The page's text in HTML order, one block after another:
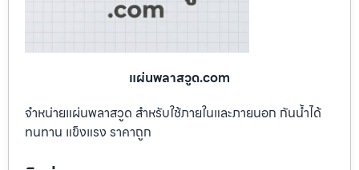
แผ่นพลาสวูด.com
จำหน่ายแผ่นพลาสวูด สำหรับใช้ภายในและภายนอก กันน้ำได้
ทนทาน แข็งแรง ราคาถูก